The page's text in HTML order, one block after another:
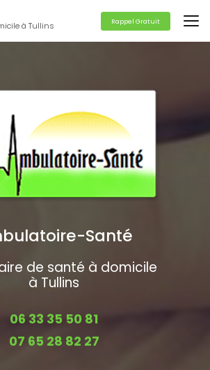
à Tullins Rappel Gratuit
Santé
de santé à domicile
à Tullins
06 33 35 50 81
07 65 28 82 27